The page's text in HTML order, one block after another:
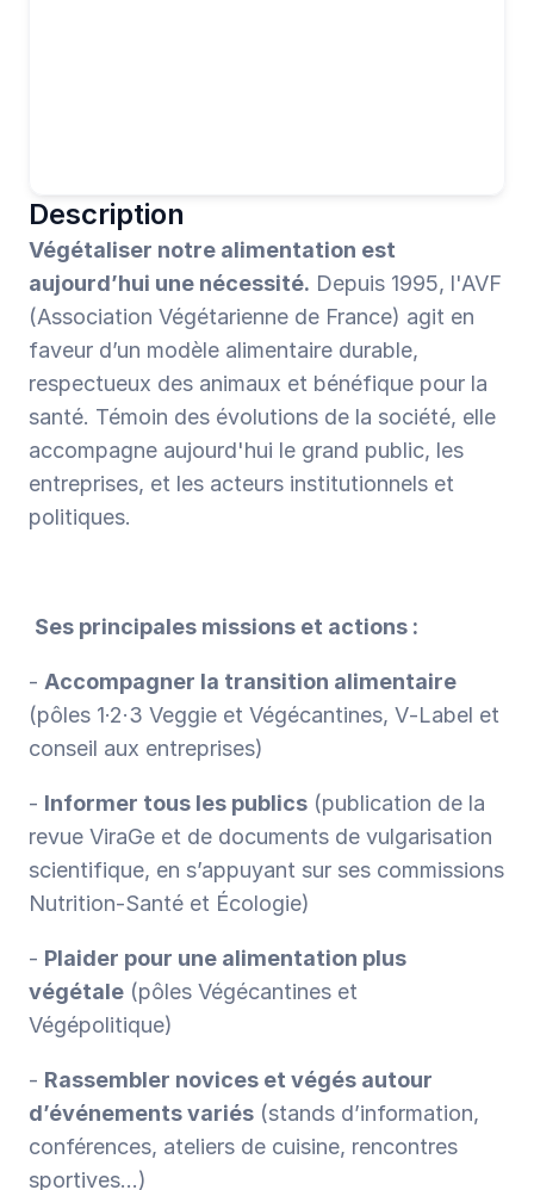
Description
Végétaliser notre alimentation est
aujourd’hui une nécessité. Depuis 1995, l'AVF
(Association Végétarienne de France) agit en
faveur d’un modèle alimentaire durable,
respectueux des animaux et bénéfique pour la
santé. Témoin des évolutions de la société, elle
accompagne aujourd'hui le grand public, les
entreprises, et les acteurs institutionnels et
politiques.
Ses principales missions et actions :
- Accompagner la transition alimentaire
(pôles 1·2·3 Veggie et Végécantines, V‑Label et
conseil aux entreprises)
- Informer tous les publics (publication de la
revue ViraGe et de documents de vulgarisation
scientifique, en s’appuyant sur ses commissions
Nutrition-Santé et Écologie)
- Plaider pour une alimentation plus
végétale (pôles Végécantines et
Végépolitique)
- Rassembler novices et végés autour
d’événements variés (stands d’information,
conférences, ateliers de cuisine, rencontres
sportives…)